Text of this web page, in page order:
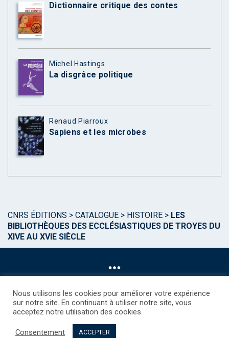
Dictionnaire critique des contes
Michel Hastings
La disgrâce politique
Renaud Piarroux
Sapiens et les microbes
CNRS ÉDITIONS > CATALOGUE > HISTOIRE > LES
BIBLIOTHÈQUES DES ECCLÉSIASTIQUES DE TROYES DU
XIVE AU XVIE SIÈCLE
©CNRS EDITIONS 2025
Droits étrangers / Foreign rights
Nous utilisons les cookies pour améliorer votre expérience
sur notre site. En continuant à utiliser notre site, vous
acceptez notre utilisation des cookies.
Consentement ACCEPTER